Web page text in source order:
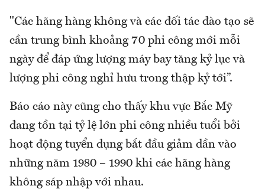
"Các hãng hàng không và các đối tác đào tạo sẽ
cần trung bình khoảng 70 phi công mới mỗi
ngày để đáp ứng lượng máy bay tăng kỷ lục và
lượng phi công nghỉ hưu trong thập kỷ tới”.
Báo cáo này cũng cho thấy khu vực Bắc Mỹ
đang tồn tại tỷ lệ lớn phi công nhiều tuổi bởi
hoạt động tuyển dụng bắt đầu giảm dần vào
những năm 1980 – 1990 khi các hãng hàng
không sáp nhập với nhau.